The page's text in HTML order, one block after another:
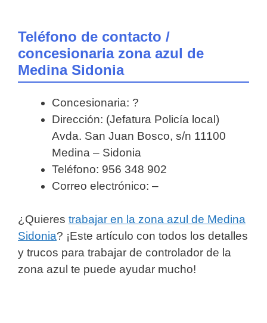
Teléfono de contacto /
concesionaria zona azul de
Medina Sidonia
Concesionaria: ?
Dirección: (Jefatura Policía local)
Avda. San Juan Bosco, s/n 11100
Medina – Sidonia
Teléfono: 956 348 902
Correo electrónico: –
¿Quieres trabajar en la zona azul de Medina
Sidonia? ¡Este artículo con todos los detalles
y trucos para trabajar de controlador de la
zona azul te puede ayudar mucho!